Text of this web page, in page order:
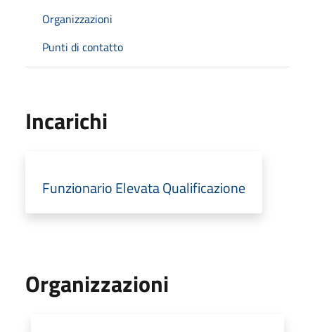
Organizzazioni
Punti di contatto
Incarichi
Funzionario Elevata Qualificazione
Organizzazioni